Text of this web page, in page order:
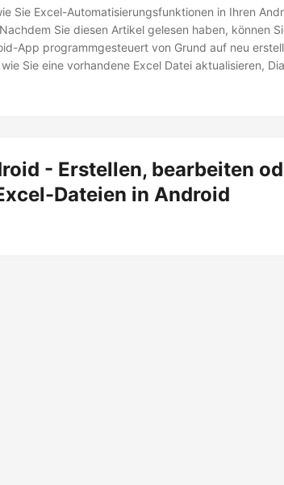
Sie Excel-Automatisierungsfunktionen in Ihren
Sie diesen Artikel gelesen haben, können
App programmgesteuert von Grund auf neu
Sie eine vorhandene Excel Datei aktualisieren,
Pivot Tabellen in Excel Arbeitsblättern
- Erstellen, bearbeiten
Dateien in Android